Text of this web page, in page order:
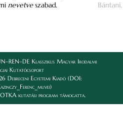
nevetveszabad.
Klasszikus Magyar Irodalmi
Kutatócsoport
Egyetemi Kiadó (DOI:
kutatási program támogatta.